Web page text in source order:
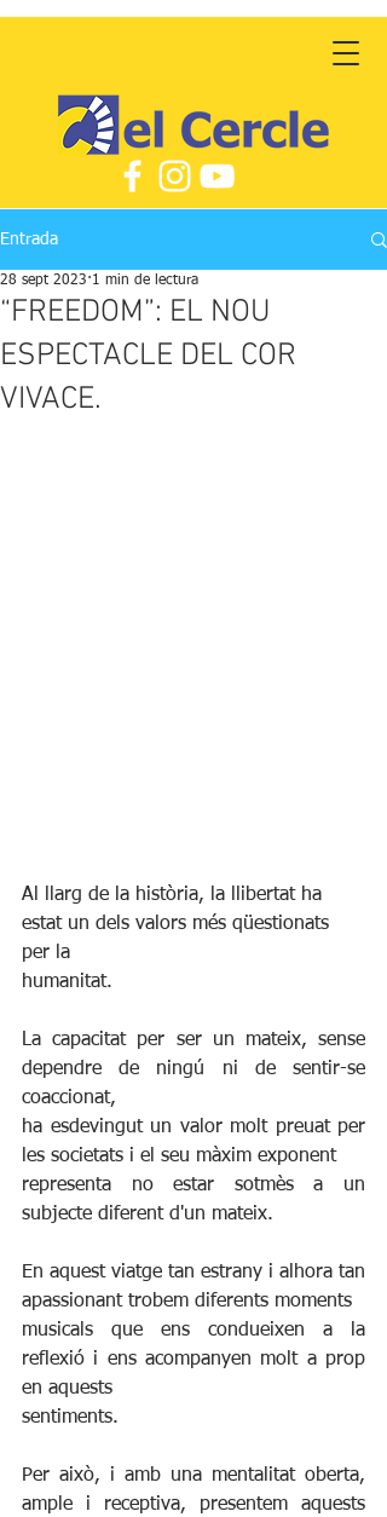
Entrada
“FREEDOM”: EL NOU
ESPECTACLE DEL COR
VIVACE.
28 sept 2023 1 min de lectura
Al llarg de la història, la llibertat ha
estat un dels valors més qüestionats
per la
humanitat.
La capacitat per ser un mateix, sense
dependre de ningú ni de sentir-se
coaccionat,
ha esdevingut un valor molt preuat per
les societats i el seu màxim exponent
representa no estar sotmès a un
subjecte diferent d'un mateix.
En aquest viatge tan estrany i alhora tan
apassionant trobem diferents moments
musicals que ens condueixen a la
reflexió i ens acompanyen molt a prop
en aquests
sentiments.
Per això, i amb una mentalitat oberta,
ample i receptiva, presentem aquests